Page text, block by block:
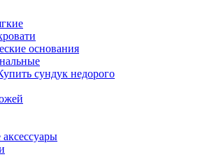
основания
сундук недорого